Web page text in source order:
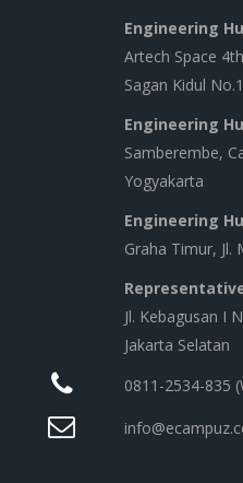
Engineering
Artech Space
Sagan Kidul
Engineering
Samberembe,
Yogyakarta
Engineering
Graha Timur,
Jl. Kebagusan I
Jakarta Selatan
0811-2534-835